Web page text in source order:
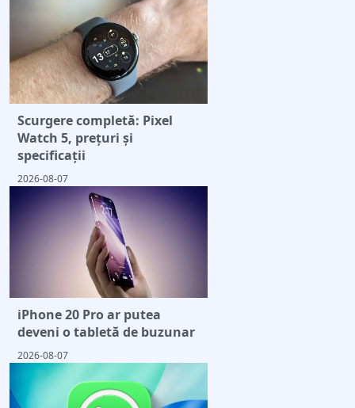
Scurgere completă: Pixel
Watch 5, prețuri și
specificații
2026-08-07
iPhone 20 Pro ar putea
deveni o tabletă de buzunar
2026-08-07